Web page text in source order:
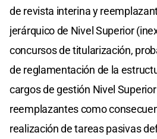
de revista interina y
jerárquico de Nivel Superior
concursos de titularización,
de reglamentación de la
cargos de gestión Nivel
reemplazantes como
realización de tareas pasivas